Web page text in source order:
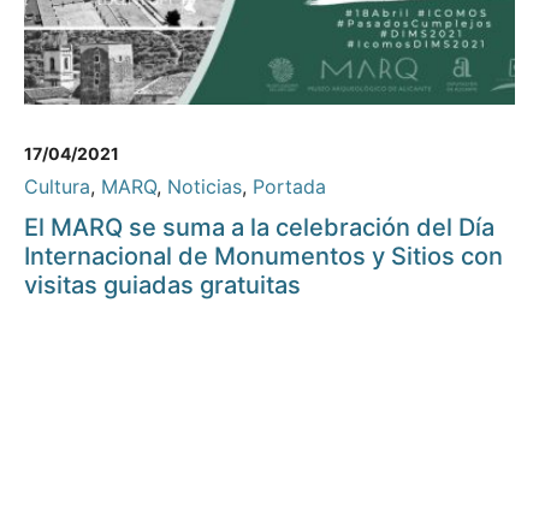
17/04/2021
Cultura, MARQ, Noticias, Portada
El MARQ se suma a la celebración del Día
Internacional de Monumentos y Sitios con
visitas guiadas gratuitas